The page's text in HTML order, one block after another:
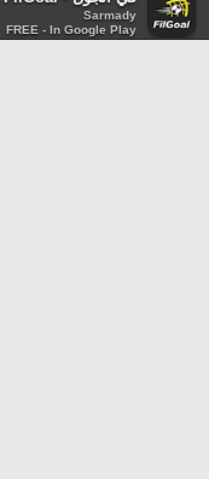
Sarmady
FREE - In Google Play